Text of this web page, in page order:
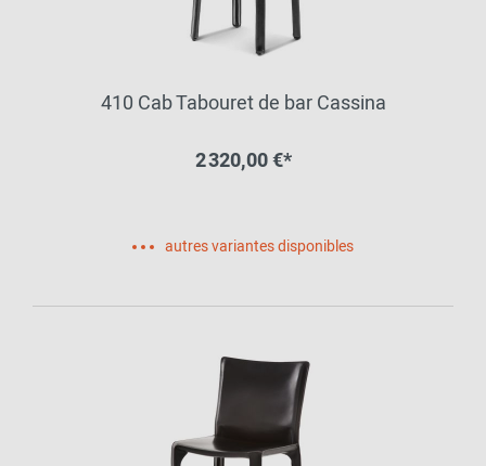
410 Cab Tabouret de bar Cassina
2 320,00 €*
autres variantes disponibles